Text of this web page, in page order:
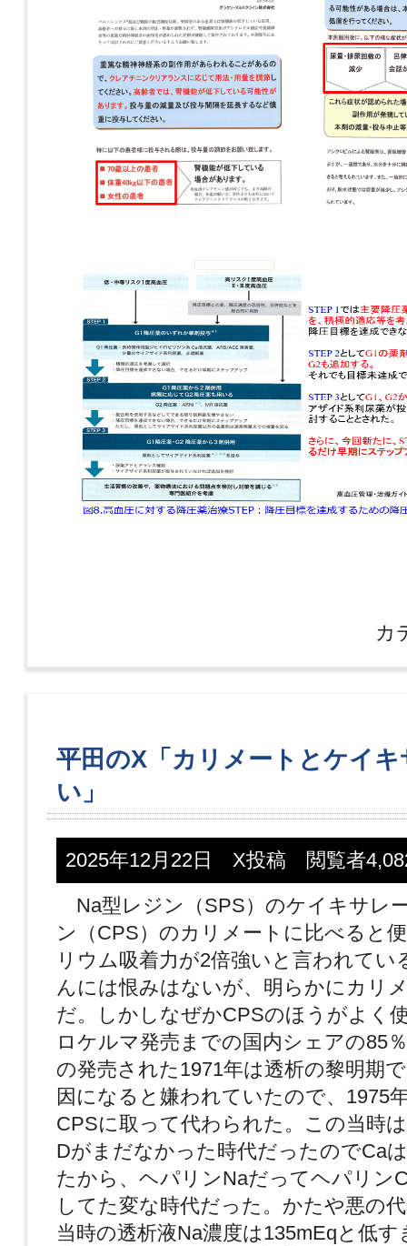
カ
平田のX「カリメートとケイ
い」
2025年12月22日 X投稿 閲覧者
Na型レジン（SPS）のケイキサレ
ン（CPS）のカリメートに比べると
リウム吸着力が2倍強いと言われてい
んには恨みはないが、明らかにカリ
だ。しかしなぜかCPSのほうがよく
ロケルマ発売までの国内シェアの85
の発売された1971年は透析の黎明期
因になると嫌われていたので、1975
CPSに取って代わられた。この当時
Dがまだなかった時代だったのでCa
たから、ヘパリンNaだってヘパリン
してた変な時代だった。かたや悪の
当時の透析液Na濃度は135mEqと低